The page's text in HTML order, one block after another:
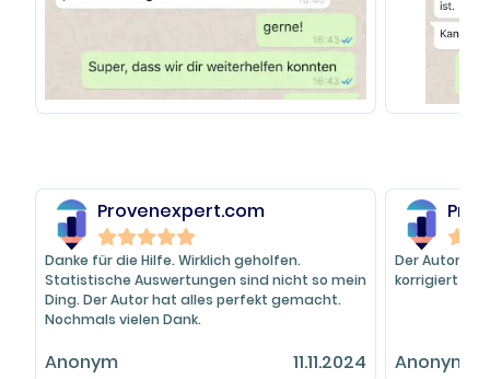
Provenexpert.com
Danke für die Hilfe. Wirklich geholfen.
Statistische Auswertungen sind nicht so mein
Ding. Der Autor hat alles perfekt gemacht.
Nochmals vielen Dank.
Anonym 11.11.2024
Der Autor
korrigiert!
Anonym